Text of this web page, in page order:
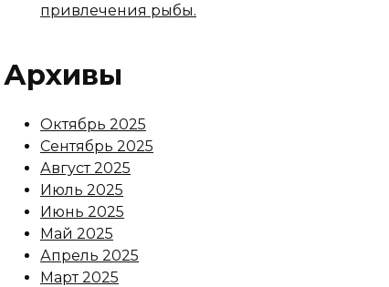
привлечения рыбы.
Архивы
Октябрь 2025
Сентябрь 2025
Август 2025
Июль 2025
Июнь 2025
Май 2025
Апрель 2025
Март 2025